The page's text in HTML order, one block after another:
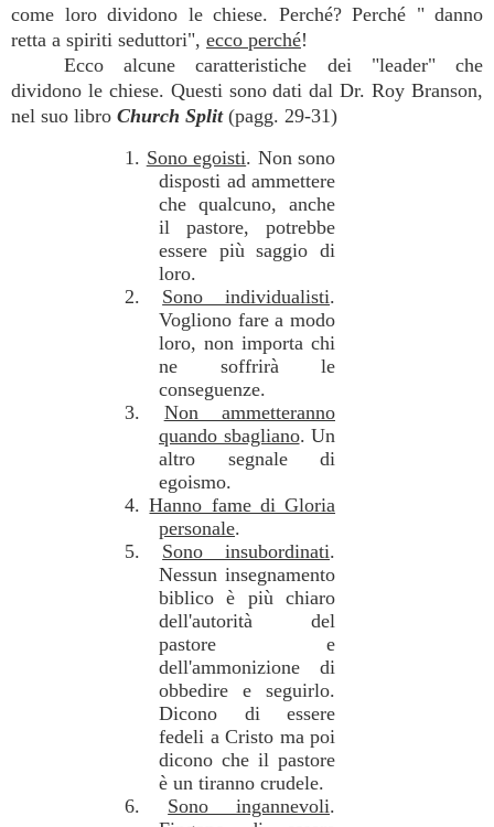
come loro dividono le chiese. Perché? Perché " danno
retta a spiriti seduttori", ecco perché!
Ecco alcune caratteristiche dei "leader" che
dividono le chiese. Questi sono dati dal Dr. Roy Branson,
nel suo libro Church Split(pagg. 29-31)
1. Sono egoisti. Non sono
disposti ad ammettere
che qualcuno, anche
il pastore, potrebbe
essere più saggio di
loro.
2. Sono individualisti.
Vogliono fare a modo
loro, non importa chi
ne soffrirà le
conseguenze.
3. Non ammetteranno
quando sbagliano. Un
altro segnale di
egoismo.
4.Hanno fame di Gloria
personale.
5. Sono insubordinati.
Nessun insegnamento
biblico è più chiaro
dell'autorità del
pastore e
dell'ammonizione di
obbedire e seguirlo.
Dicono di essere
fedeli a Cristo ma poi
dicono che il pastore
è un tiranno crudele.
6. Sono ingannevoli.